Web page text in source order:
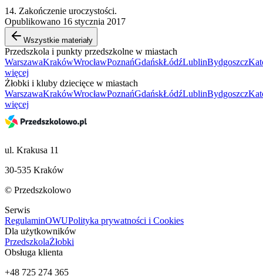
14. Zakończenie uroczystości.
Opublikowano 16 stycznia 2017
Wszystkie materiały
Przedszkola i punkty przedszkolne w miastach
WarszawaKrakówWrocławPoznańGdańskŁódźLublinBydgoszcz
więcej
Żłobki i kluby dziecięce w miastach
WarszawaKrakówWrocławPoznańGdańskŁódźLublinBydgoszcz
więcej
ul. Krakusa 11
30-535 Kraków
© Przedszkolowo
Serwis
RegulaminOWUPolityka prywatności i Cookies
Dla użytkowników
PrzedszkolaŻłobki
Obsługa klienta
+48 725 274 365